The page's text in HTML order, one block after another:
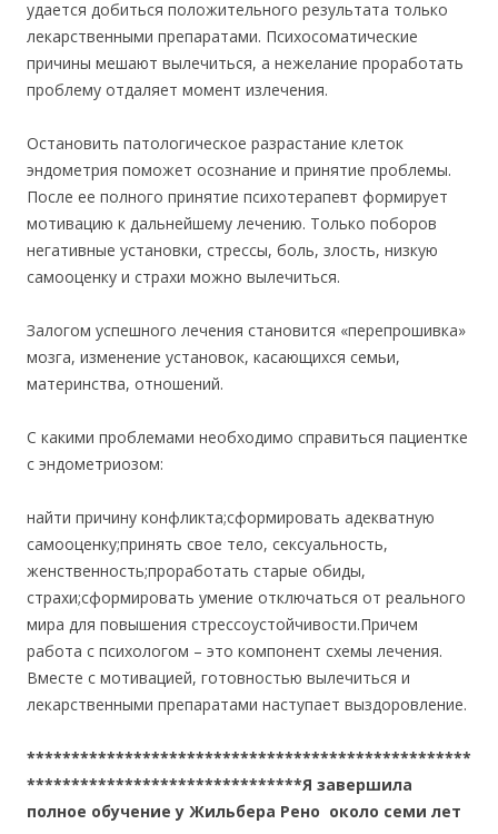
удается добиться положительного результата только
лекарственными препаратами. Психосоматические
причины мешают вылечиться, а нежелание проработать
проблему отдаляет момент излечения.
Остановить патологическое разрастание клеток
эндометрия поможет осознание и принятие проблемы.
После ее полного принятие психотерапевт формирует
мотивацию к дальнейшему лечению. Только поборов
негативные установки, стрессы, боль, злость, низкую
самооценку и страхи можно вылечиться.
Залогом успешного лечения становится «перепрошивка»
мозга, изменение установок, касающихся семьи,
материнства, отношений.
С какими проблемами необходимо справиться пациентке
с эндометриозом:
найти причину конфликта;сформировать адекватную
самооценку;принять свое тело, сексуальность,
женственность;проработать старые обиды,
страхи;сформировать умение отключаться от реального
мира для повышения стрессоустойчивости.Причем
работа с психологом – это компонент схемы лечения.
Вместе с мотивацией, готовностью вылечиться и
лекарственными препаратами наступает выздоровление.
**************************************************
*******************************Я завершила
полное обучение у Жильбера Рено около семи лет